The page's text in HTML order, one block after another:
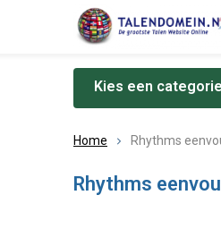
Kies een categorie
Home Rhythms
Rhythms